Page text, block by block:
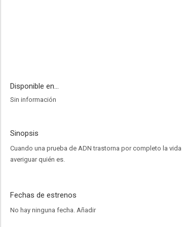
Disponible en...
Sin información
Sinopsis
Cuando una prueba de ADN trastorna por completo la
averiguar quién es.
Fechas de estrenos
No hay ninguna fecha. Añadir